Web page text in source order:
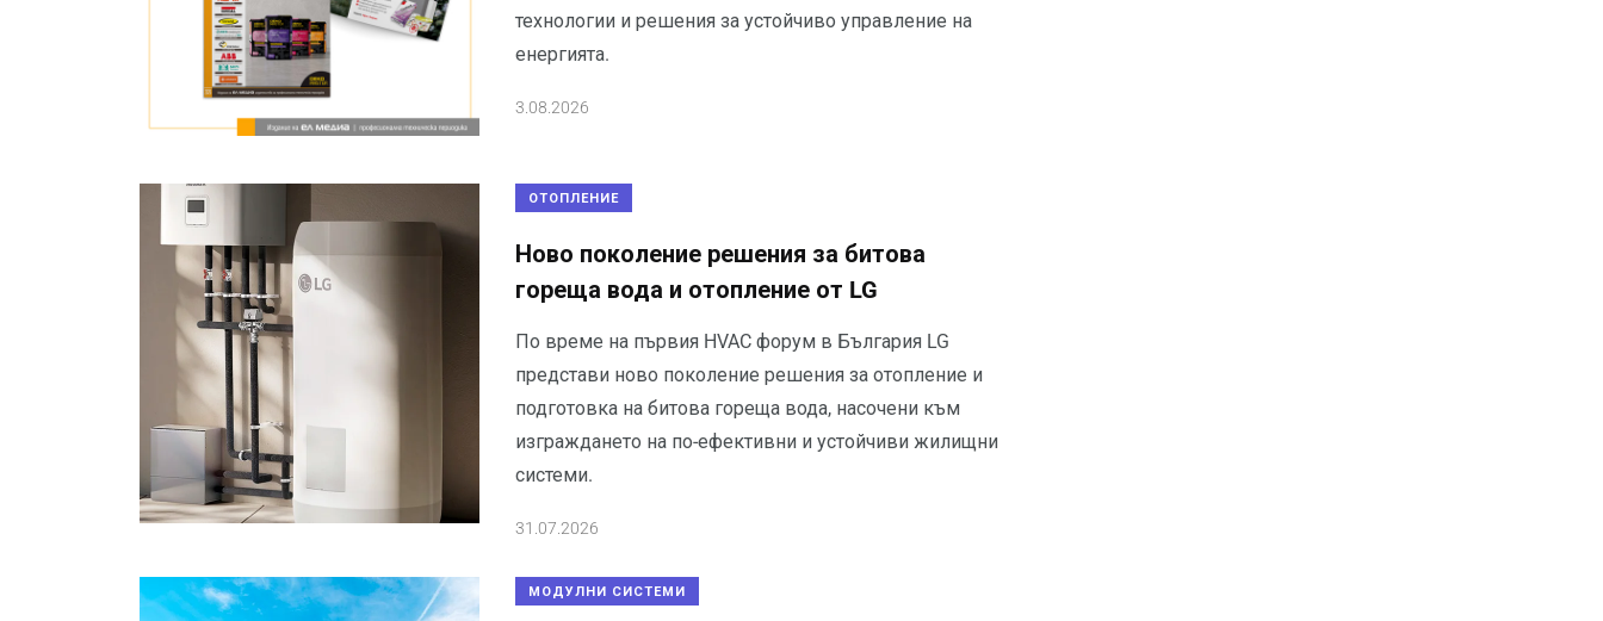
технологии и решения за устойчиво управление на
енергията.
3.08.2026
ОТОПЛЕНИЕ
Ново поколение решения за битова
гореща вода и отопление от LG
По време на първия HVAC форум в България LG
представи ново поколение решения за отопление и
подготовка на битова гореща вода, насочени към
изграждането на по-ефективни и устойчиви жилищни
системи.
31.07.2026
МОДУЛНИ СИСТЕМИ